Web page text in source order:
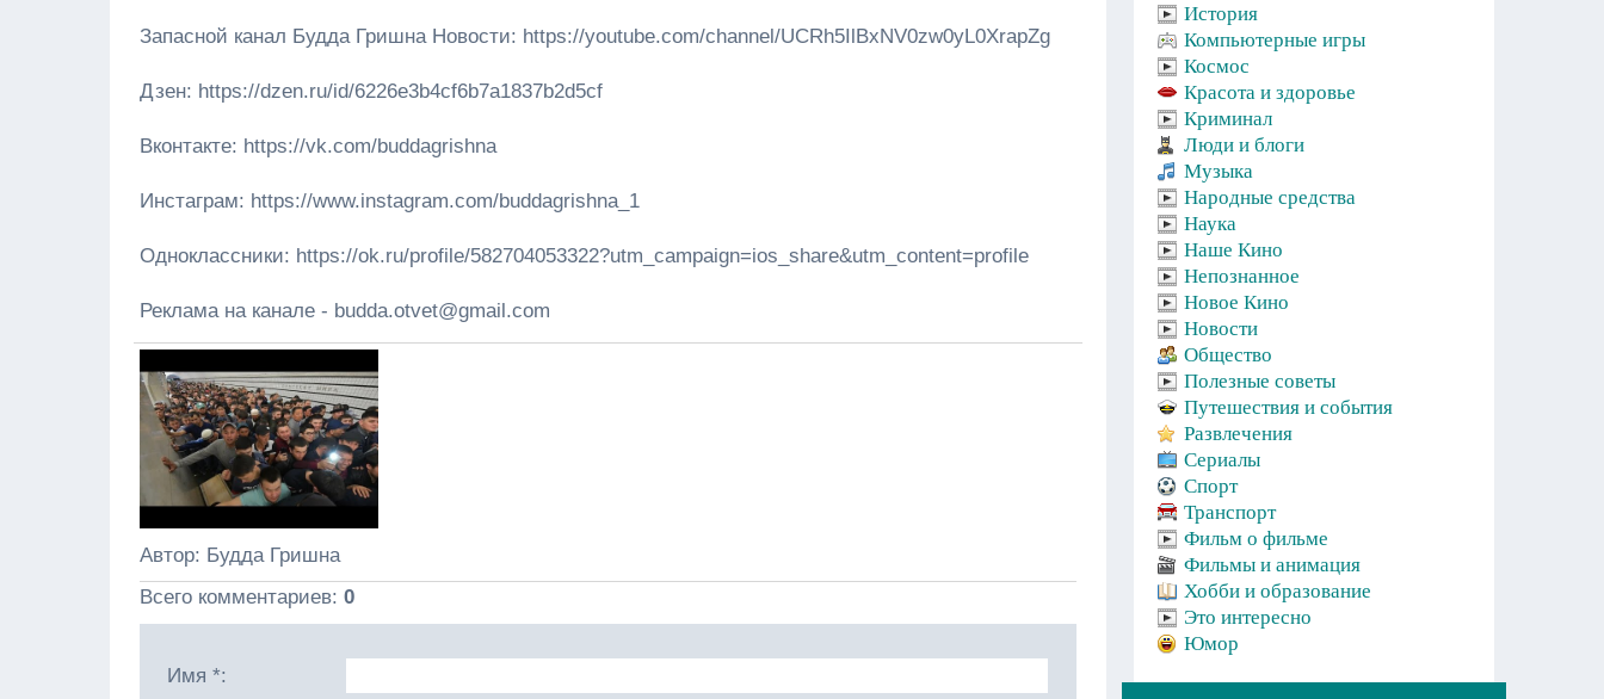
Запасной канал Будда Гришна Новости: https://youtube.com/channel/UCRh5IlBxNV0zw0yL0XrapZg
Дзен: https://dzen.ru/id/6226e3b4cf6b7a1837b2d5cf
Вконтакте: https://vk.com/buddagrishna
Инстаграм: https://www.instagram.com/buddagrishna_1
Одноклассники: https://ok.ru/profile/582704053322?utm_campaign=ios_share&utm_content=profile
Реклама на канале - budda.otvet@gmail.com
Автор: Будда Гришна
Всего комментариев: 0
Имя *:
История
Компьютерные игры
Космос
Красота и здоровье
Криминал
Люди и блоги
Музыка
Народные средства
Наука
Наше Кино
Непознанное
Новое Кино
Новости
Общество
Полезные советы
Путешествия и события
Развлечения
Сериалы
Спорт
Транспорт
Фильм о фильме
Фильмы и анимация
Хобби и образование
Это интересно
Юмор